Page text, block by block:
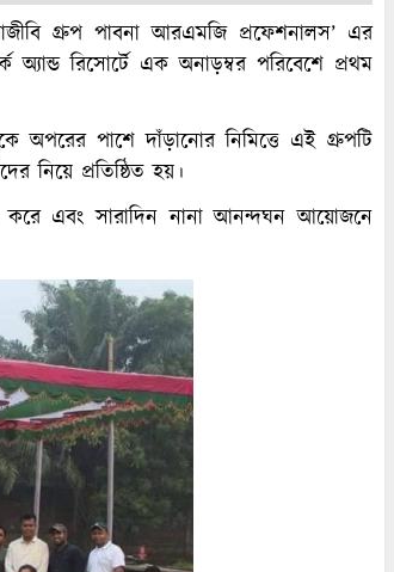
গ্রুপ পাবনা আরএমজি প্রফেশনালস’ এর
অ্যান্ড রিসোর্টে এক অনাড়ম্বর পরিবেশে প্রথম
অপরের পাশে দাঁড়ানোর নিমিত্তে এই গ্রুপটি
নিয়ে প্রতিষ্ঠিত হয়।
করে এবং সারাদিন নানা আনন্দঘন আয়োজনে